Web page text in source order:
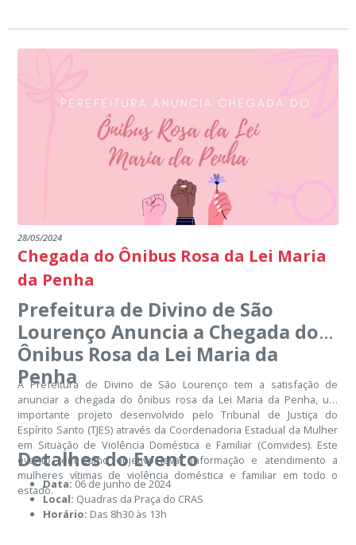
28/05/2024
Chegada do Ônibus Rosa da Lei Maria
da Penha
Prefeitura de Divino de São
Lourenço Anuncia a Chegada do
Ônibus Rosa da Lei Maria da
Penha
A Prefeitura de Divino de São Lourenço tem a satisfação de
anunciar a chegada do ônibus rosa da Lei Maria da Penha, um
importante projeto desenvolvido pelo Tribunal de Justiça do
Espírito Santo (TJES) através da Coordenadoria Estadual da Mulher
em Situação de Violência Doméstica e Familiar (Comvides). Este
evento tem como objetivo levar informação e atendimento a
mulheres vítimas de violência doméstica e familiar em todo o
estado.
Detalhes do Evento
Data:06 de junho de 2024
Local: Quadras da Praça do CRAS
Horário: Das 8h30 às 13h